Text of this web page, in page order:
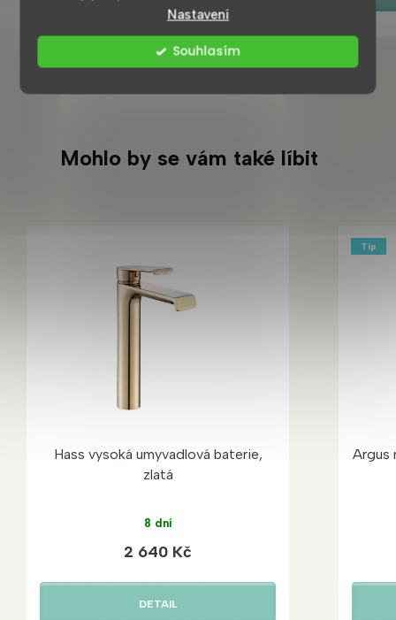
Nastavení
Souhlasím
Mohlo by se vám také líbit
Hass vysoká umyvadlová baterie,
zlatá
8 dní
2 640 Kč
DETAIL
Tip
Argus